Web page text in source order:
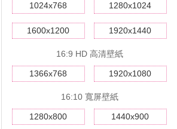
1024x768 1280x1024
1600x1200 1920x1440
16:9 HD 高清壁紙
1366x768 1920x1080
16:10 寬屏壁紙
1280x800 1440x900